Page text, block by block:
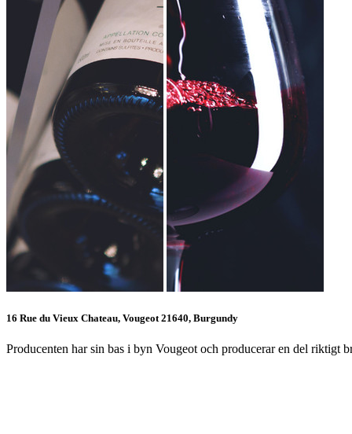
16 Rue du Vieux Chateau, Vougeot 21640, Burgundy
Producenten har sin bas i byn Vougeot och producerar en del riktigt